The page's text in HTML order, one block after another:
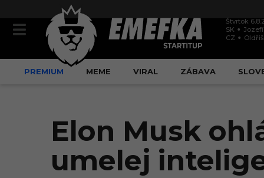
Štvrtok
SK
CZ
PREMIUM MEME VIRAL ZÁBAVA
Elon Musk
umelej